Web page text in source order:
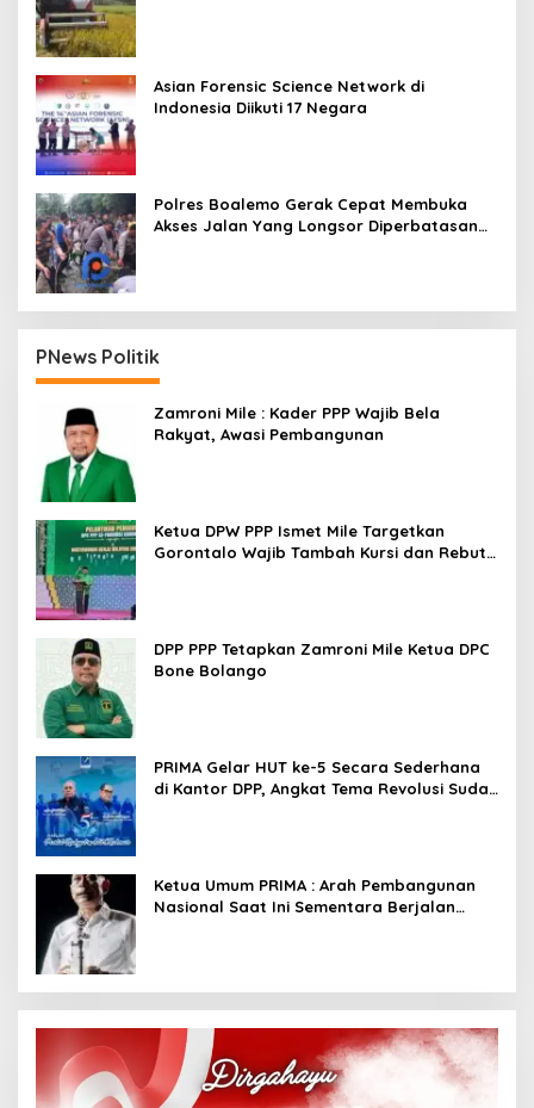
Asian Forensic Science Network di
Indonesia Diikuti 17 Negara
Polres Boalemo Gerak Cepat Membuka
Akses Jalan Yang Longsor Diperbatasan
PNews Politik
Zamroni Mile : Kader PPP Wajib Bela
Rakyat, Awasi Pembangunan
Ketua DPW PPP Ismet Mile Targetkan
Gorontalo Wajib Tambah Kursi dan Rebut
DPP PPP Tetapkan Zamroni Mile Ketua DPC
Bone Bolango
PRIMA Gelar HUT ke-5 Secara Sederhana
di Kantor DPP, Angkat Tema Revolusi Sudah
Ketua Umum PRIMA : Arah Pembangunan
Nasional Saat Ini Sementara Berjalan